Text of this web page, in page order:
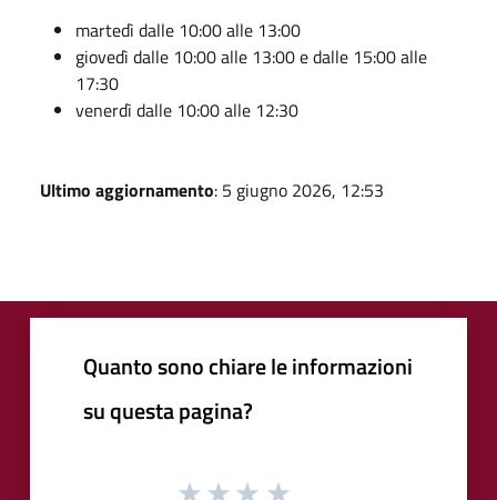
martedì dalle 10:00 alle 13:00
giovedì dalle 10:00 alle 13:00 e dalle 15:00 alle
17:30
venerdì dalle 10:00 alle 12:30
Ultimo aggiornamento: 5 giugno 2026, 12:53
Quanto sono chiare le informazioni
su questa pagina?